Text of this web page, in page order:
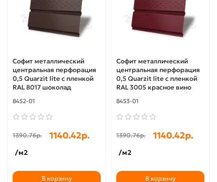
Софит металлический
центральная перфорация
0,5 Quarzit lite с пленкой
RAL 8017 шоколад
8452-01
1390.76р. 1140.42р.
/м2
В корзину
Софит металлический
центральная перфорация
0,5 Quarzit lite с пленкой
RAL 3005 красное вино
8453-01
1390.76р. 1140.42р.
/м2
В корзину